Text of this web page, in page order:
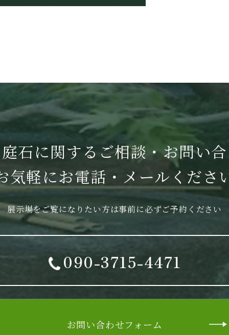
石に関する ご相談・お問い
気軽にお電話・メールくださ
展示場をご覧になりたい方は事前に必ずご予約ください
090-3715-4471
お問い合わせフォーム